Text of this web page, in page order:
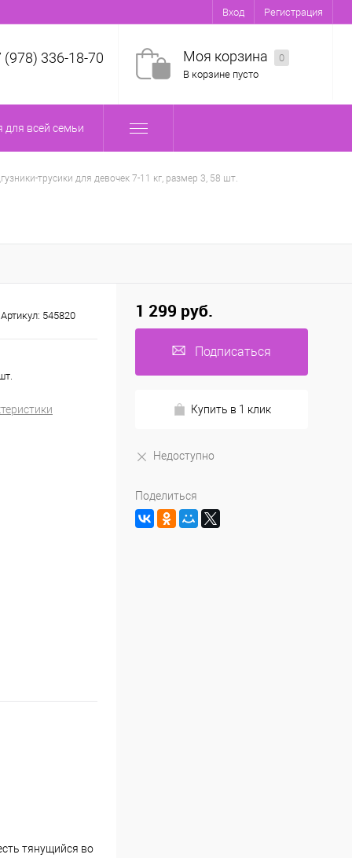
Вход Регистрация
(978) 336-18-70 Моя корзина
0
В корзине пусто
всей семьи
трусики для девочек 7-11 кг, размер 3, 58 шт.
Артикул: 545820
тянущийся во
1 299 руб.
Подписаться
Купить в 1 клик
Недоступно
Поделиться